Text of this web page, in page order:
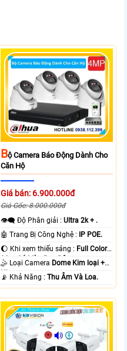
BỘ Camera Báo Động Dành Cho
Căn Hộ
Giá bán: 6.900.000đ
Giá Gốc: 8.000.000đ
👁️‍🗨 Độ Phân giải :Ultra 2k + .
🤖️ Trang Bị Công Nghệ :
IP POE.
🌔 Khi xem thiếu sáng : Full Color
30m Có Màu Ban Ðêm.
🤹 Loại Camera Dome Kim loại +
Nhựa.
️📡 Khả Năng :Thu Âm Và Loa.